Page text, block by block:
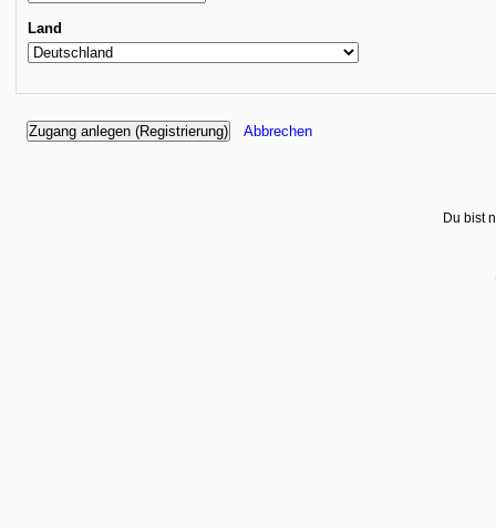
Land
Du bist